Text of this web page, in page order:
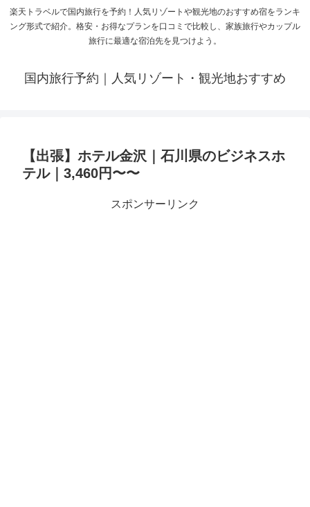
楽天トラベルで国内旅行を予約！人気リゾートや観光地のおすすめ宿をランキ
ング形式で紹介。格安・お得なプランを口コミで比較し、家族旅行やカップル
旅行に最適な宿泊先を見つけよう。
国内旅行予約｜人気リゾート・観光地おすすめ
【出張】ホテル金沢｜石川県のビジネスホ
テル｜3,460円〜〜
スポンサーリンク